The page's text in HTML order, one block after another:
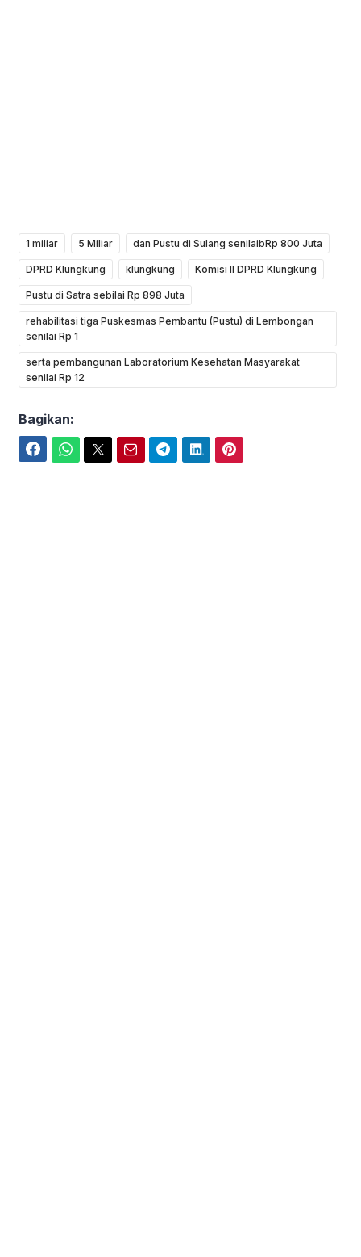
1 miliar 5 Miliar dan Pustu di Sulang senilaibRp 800 Juta
DPRD Klungkung klungkung Komisi II DPRD Klungkung
Pustu di Satra sebilai Rp 898 Juta
rehabilitasi tiga Puskesmas Pembantu (Pustu) di Lembongan
senilai Rp 1
serta pembangunan Laboratorium Kesehatan Masyarakat
senilai Rp 12
Bagikan: